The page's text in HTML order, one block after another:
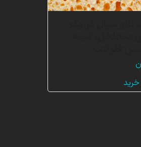
نانو سیال در یک
فلوئنت